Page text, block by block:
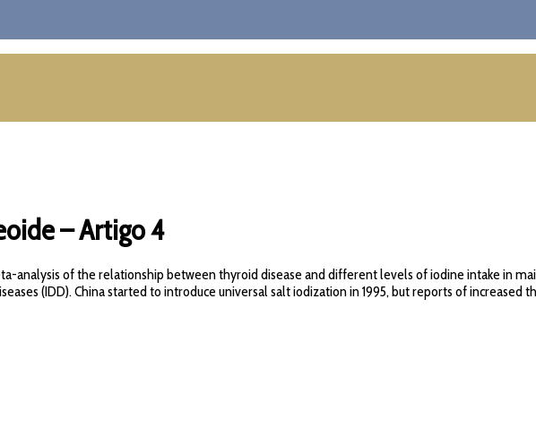
– Artigo 4
analysis of the relationship between thyroid disease and different levels of iodine intake in
(IDD). China started to introduce universal salt iodization in 1995, but reports of increased